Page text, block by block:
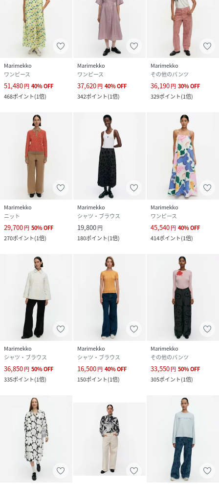
Marimekko
ワンピース
51,480円 40%OFF
468ポイント(1倍)
Marimekko
ワンピース
37,620円 40%OFF
342ポイント(1倍)
Marimekko
その他のパンツ
36,190円 30%OFF
329ポイント(1倍)
Marimekko
ニット
29,700円 50%OFF
270ポイント(1倍)
Marimekko
シャツ・ブラウス
19,800円
180ポイント(1倍)
Marimekko
ワンピース
45,540円 40%OFF
414ポイント(1倍)
Marimekko
シャツ・ブラウス
36,850円 50%OFF
335ポイント(1倍)
Marimekko
シャツ・ブラウス
16,500円 40%OFF
150ポイント(1倍)
Marimekko
その他のパンツ
33,550円 50%OFF
305ポイント(1倍)